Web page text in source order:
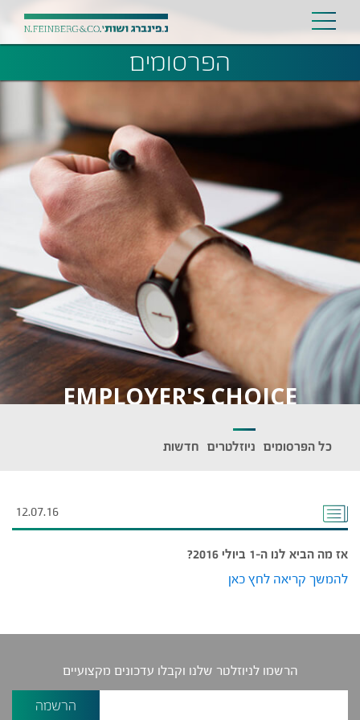
הפרסומים
EMPLOYER'S CHOICE
כל הפרסומים ניוזלטרים חדשות
12.07.16
אז מה הביא לנו ה-1 ביולי 2016?
להמשך קריאה לחץ כאן
הרשמו לניוזלטר שלנו וקבלו עדכונים מקצועיים